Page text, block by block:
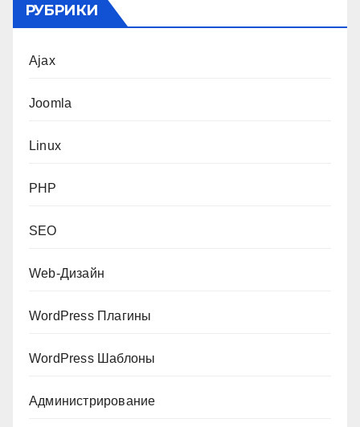
РУБРИКИ
Ajax
Joomla
Linux
PHP
SEO
Web-Дизайн
WordPress Плагины
WordPress Шаблоны
Администрирование